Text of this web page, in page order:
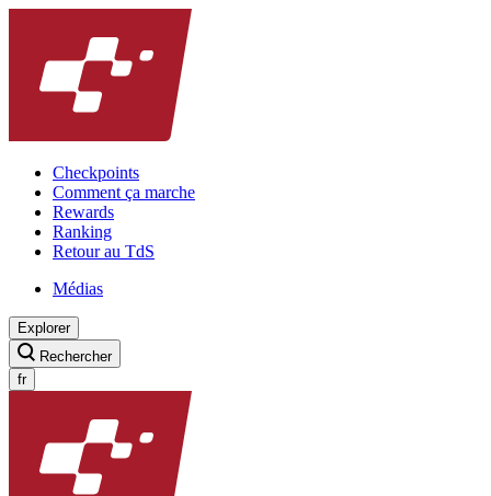
Checkpoints
Comment ça marche
Rewards
Ranking
Retour au TdS
Médias
Explorer
Rechercher
fr